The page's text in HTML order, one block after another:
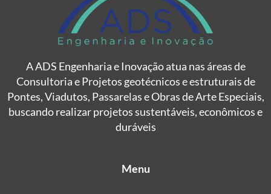
A ADS Engenharia e Inovação atua nas áreas de
Consultoria e Projetos geotécnicos e estruturais de
Pontes, Viadutos, Passarelas e Obras de Arte Especiais,
buscando realizar projetos sustentáveis, econômicos e
duráveis
Menu